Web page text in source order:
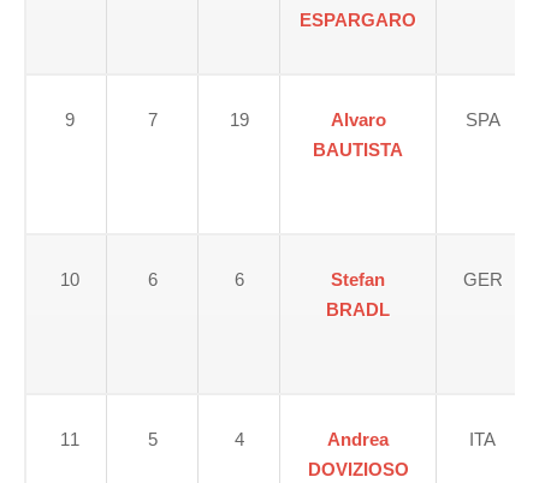
ESPARGARO
9 7 19
Alvaro
BAUTISTA
SPA
10 6 6
Stefan
BRADL
GER
11 5 4
Andrea
DOVIZIOSO
ITA